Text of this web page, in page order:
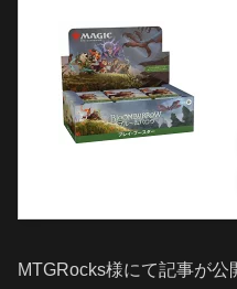
MTGRocks様にて記事が公